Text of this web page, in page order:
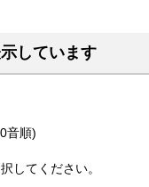
しています
音順)
してください。